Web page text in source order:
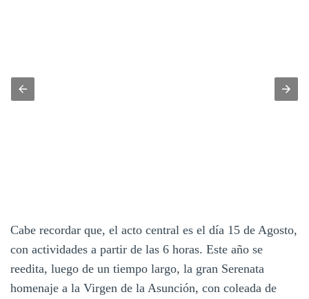
Cabe recordar que, el acto central es el día 15 de Agosto,
con actividades a partir de las 6 horas. Este año se
reedita, luego de un tiempo largo, la gran Serenata
homenaje a la Virgen de la Asunción, con coleada de